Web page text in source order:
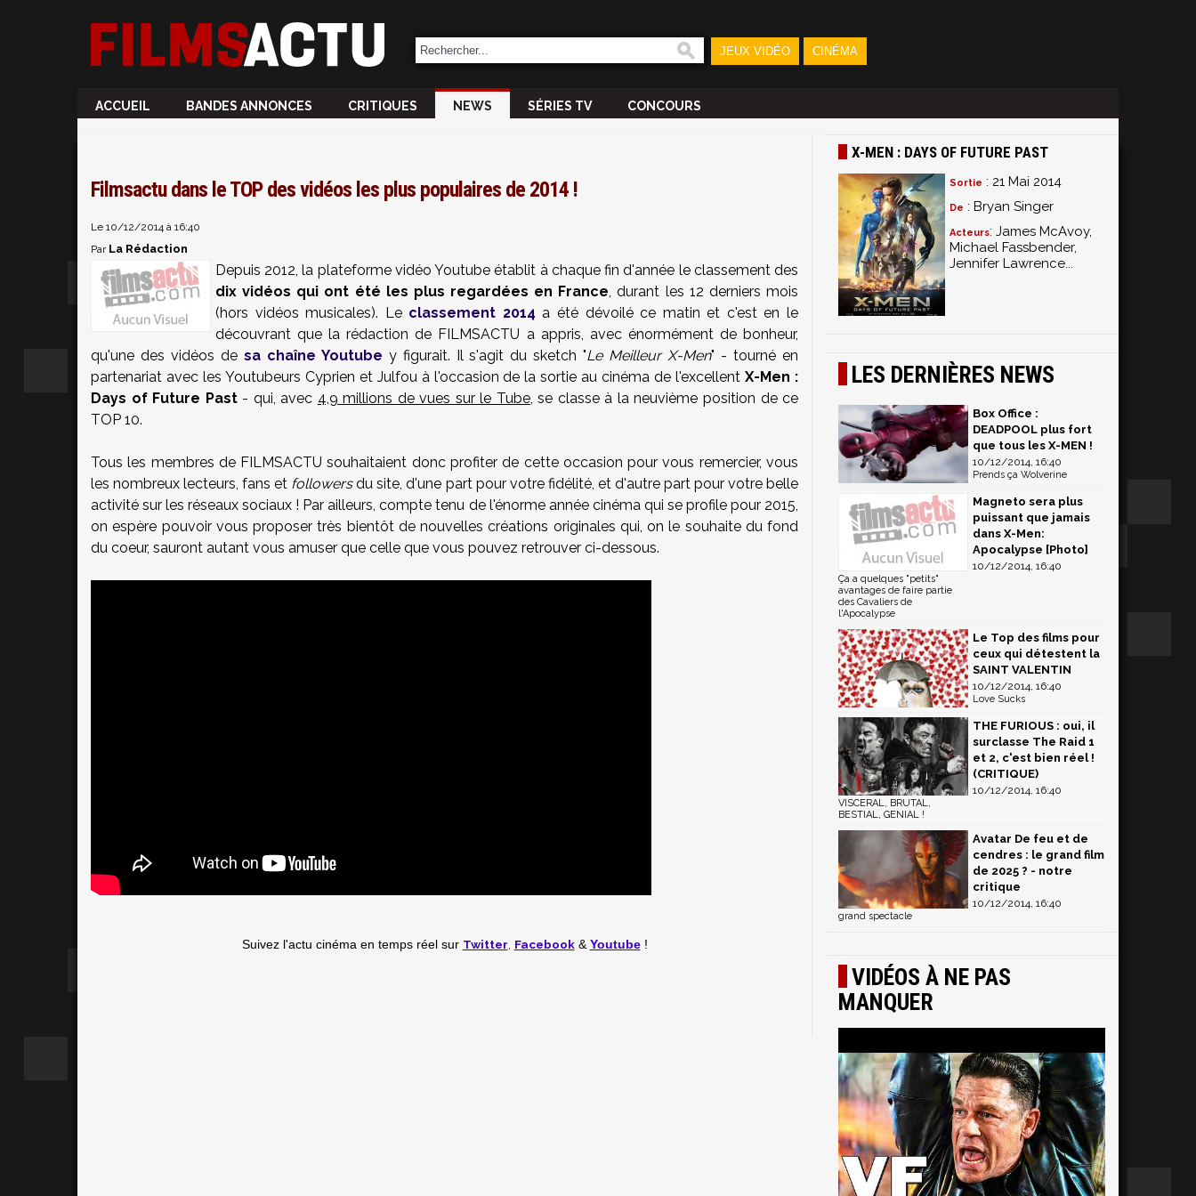
JEUX VIDÉO CINÉMA
ACCUEIL BANDES ANNONCES CRITIQUES NEWS SÉRIES TV CONCOURS
Filmsactu dans le TOP des vidéos les plus populaires de 2014 !
Le 10/12/2014 à 16:40
Par La Rédaction
Depuis 2012, la plateforme vidéo Youtube établit à chaque fin d'année le classement des
dix vidéos qui ont été les plus regardées en France, durant les 12 derniers mois
(hors vidéos musicales). Le classement 2014 a été dévoilé ce matin et c'est en le
découvrant que la rédaction de FILMSACTU a appris, avec énormément de bonheur,
qu'une des vidéos de sa chaîne Youtube y figurait. Il s'agit du sketch "Le Meilleur X-Men" - tourné en
partenariat avec les Youtubeurs Cyprien et Julfou à l'occasion de la sortie au cinéma de l'excellentX-Men :
Days of Future Past- qui, avec 4,9 millions de vues sur le Tube, se classe à la neuvième position de ce
TOP 10.
Tous les membres de FILMSACTU souhaitaient donc profiter de cette occasion pour vous remercier, vous
les nombreux lecteurs, fans et followersdu site, d'une part pour votre fidélité, et d'autre part pour votre belle
activité sur les réseaux sociaux ! Par ailleurs, compte tenu de l'énorme année cinéma qui se profile pour 2015,
on espère pouvoir vous proposer très bientôt de nouvelles créations originales qui, on le souhaite du fond
du coeur, sauront autant vous amuser que celle que vous pouvez retrouver ci-dessous.
Suivez l'actu cinéma en temps réel sur Twitter Facebook& Youtube!
X-MEN : DAYS OF FUTURE PAST
Sortie : 21 Mai 2014
De : Bryan Singer
Acteurs: James McAvoy,
Michael Fassbender,
Jennifer Lawrence...
LES DERNIÈRES NEWS
Box Office :
DEADPOOL plus fort
que tous les X-MEN !
10/12/2014, 16:40
Prends ça Wolverine
Magneto sera plus
puissant que jamais
dans X-Men:
Apocalypse [Photo]
10/12/2014, 16:40
Ça a quelques "petits"
avantages de faire partie
des Cavaliers de
l'Apocalypse
Le Top des films pour
ceux qui détestent la
SAINT VALENTIN
10/12/2014, 16:40
Love Sucks
THE FURIOUS : oui, il
surclasse The Raid 1
et 2, c'est bien réel !
(CRITIQUE)
10/12/2014, 16:40
VISCERAL, BRUTAL,
BESTIAL, GENIAL !
Avatar De feu et de
cendres : le grand film
de 2025 ? - notre
critique
10/12/2014, 16:40
grand spectacle
VIDÉOS À NE PAS
MANQUER